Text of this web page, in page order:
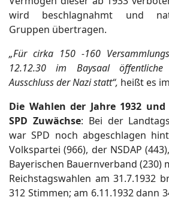
wird beschlagnahmt und
Gruppen übertragen.
„Für cirka 150 -160
12.12.30 im Baysaal öffentliche
Ausschluss der Nazi statt“, heißt es
Die Wahlen der Jahre 1932
SPD Zuwächse: Bei der
war SPD noch abgeschlagen
Volkspartei (966), der NSDAP
Bayerischen Bauernverband (230)
Reichstagswahlen am 31.7.1932
312 Stimmen; am 6.11.1932 dann